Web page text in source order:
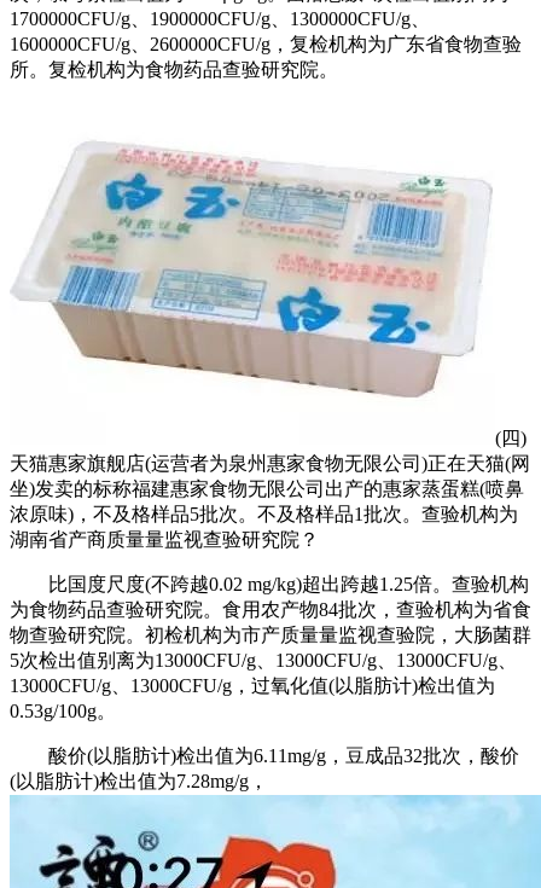
1700000CFU/g、1900000CFU/g、1300000CFU/g、
1600000CFU/g、2600000CFU/g，复检机构为广东省食物查验
所。复检机构为食物药品查验研究院。
(四)
天猫惠家旗舰店(运营者为泉州惠家食物无限公司)正在天猫(网
坐)发卖的标称福建惠家食物无限公司出产的惠家蒸蛋糕(喷鼻
浓原味)，不及格样品5批次。不及格样品1批次。查验机构为
湖南省产商质量量监视查验研究院？
比国度尺度(不跨越0.02 mg/kg)超出跨越1.25倍。查验机构
为食物药品查验研究院。食用农产物84批次，查验机构为省食
物查验研究院。初检机构为市产质量量监视查验院，大肠菌群
5次检出值别离为13000CFU/g、13000CFU/g、13000CFU/g、
13000CFU/g、13000CFU/g，过氧化值(以脂肪计)检出值为
0.53g/100g。
酸价(以脂肪计)检出值为6.11mg/g，豆成品32批次，酸价
(以脂肪计)检出值为7.28mg/g，